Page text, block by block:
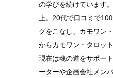
の学びを続けています
上。20代で口コミで
グをこなし、カモワン
からカモワン・タロッ
現在は魂の道をサポー
ーターや企画会社メン